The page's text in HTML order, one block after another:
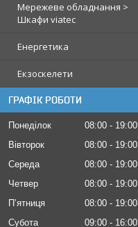
Мережеве обладнання >
Шкафи viatec
Енергетика
Екзоскелети
ГРАФІК РОБОТИ
Понеділок 08:00
19:00
Вівторок
08:00
19:00
Середа
08:00
19:00
Четвер
08:00
19:00
Пʼятниця
08:00
19:00
Субота
09:00
16:00